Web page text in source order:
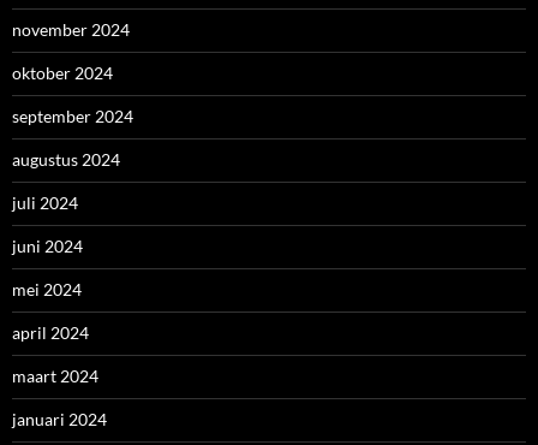
november 2024
oktober 2024
september 2024
augustus 2024
juli 2024
juni 2024
mei 2024
april 2024
maart 2024
januari 2024